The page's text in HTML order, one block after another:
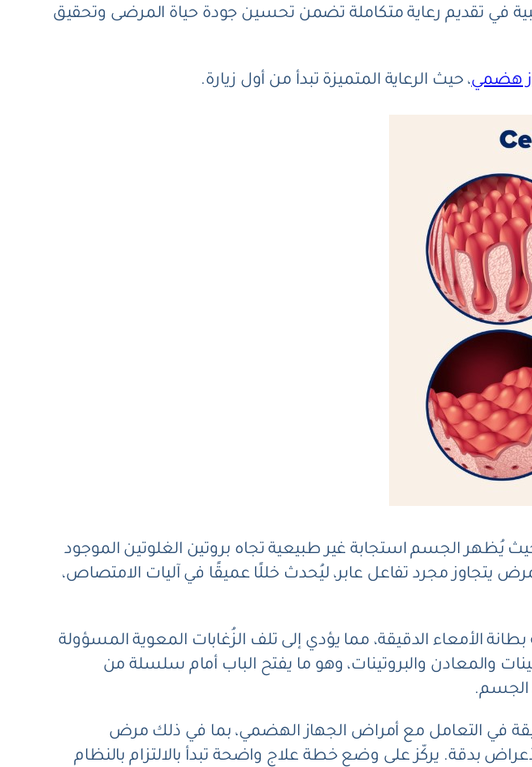
في تقديم رعاية متكاملة تضمن تحسين جودة حياة المرضى وتحقيق
هضمي، حيث الرعاية المتميزة تبدأ من أول زيارة.
يُظهر الجسم استجابة غير طبيعية تجاه بروتين الغلوتين الموجود
يتجاوز مجرد تفاعل عابر، ليُحدث خللًا عميقًا في آليات الامتصاص،
الأمعاء الدقيقة، مما يؤدي إلى تلف الزُغابات المعوية المسؤولة
والمعادن والبروتينات، وهو ما يفتح الباب أمام سلسلة من
الجسم.
في التعامل مع أمراض الجهاز الهضمي، بما في ذلك مرض
بدقة. يركّز على وضع خطة علاج واضحة تبدأ بالالتزام بالنظام